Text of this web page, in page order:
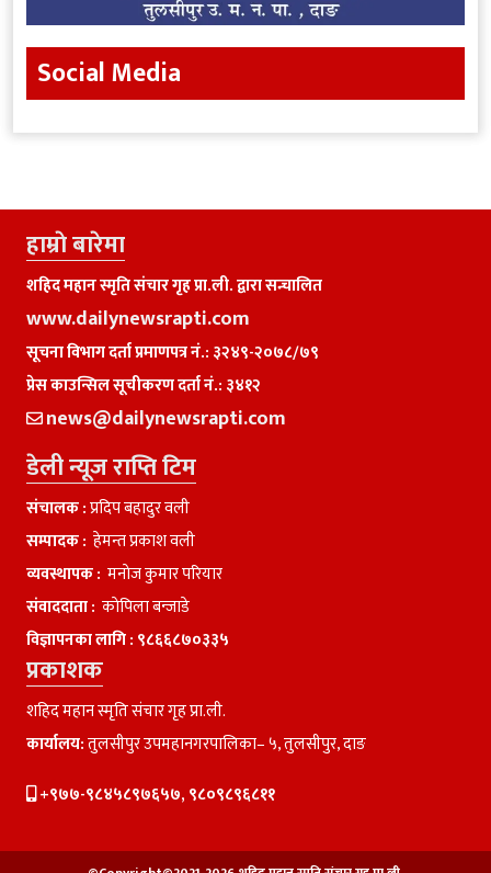
Social Media
हाम्राे बारेमा
शहिद महान स्मृति संचार गृह प्रा.ली. द्वारा सन्चालित
www.dailynewsrapti.com
सूचना विभाग दर्ता प्रमाणपत्र नं.: ३२४९-२०७८/७९
प्रेस काउन्सिल सूचीकरण दर्ता नं.: ३४१२
news@dailynewsrapti.com
डेली न्यूज राप्ति टिम
संचालक :प्रदिप बहादुर वली
सम्पादक : हेमन्त प्रकाश वली
व्यवस्थापक : मनाेज कुमार परियार
संवाददाता : काेपिला बन्जाडे
विज्ञापनका लागि : ९८६६८७०३३५
प्रकाशक
शहिद महान स्मृति संचार गृह प्रा.ली.
कार्यालय:तुलसीपुर उपमहानगरपालिका– ५, तुलसीपुर, दाङ
+९७७-९८४५८९७६५७, ९८०९८९६८११